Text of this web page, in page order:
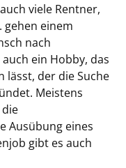
viele Rentner,
gehen einem
nach
ein Hobby, das
lässt, der die Suche
Meistens
Ausübung eines
gibt es auch